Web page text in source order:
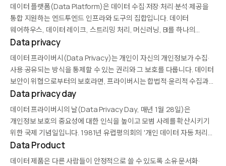
데이터 플랫폼(Data Platform)은 데이터 수집·저장·처리·분석·제공을
통합 지원하는 엔드투엔드 인프라와 도구의 집합입니다. 데이터
웨어하우스, 데이터 레이크, 스트리밍 처리, 머신러닝, BI를 하나의
환경에서 제공해 데이터 파편화를 줄입니다. Snowflake, Databricks,
Google BigQuery, AWS, Microsoft Fabric이 대표적 플랫폼입니다.
Data privacy
데이터 프라이버시(Data Privacy)는 개인이 자신의 개인정보가 수집·
사용·공유되는 방식을 통제할 수 있는 권리와 그 보호를 다룹니다. 데이터
보안이 위협으로부터의 보호라면, 프라이버시는 합법적·윤리적 수집과
사용에 관한 원칙입니다. GDPR, CCPA, PIPL 등 규제가 글로벌 기준을
만들고 있으며, 동의 관리, 목적 제한, 최소화 원칙이…
Data privacy day
데이터 프라이버시의 날(Data Privacy Day, 매년 1월 28일)은
개인정보 보호의 중요성에 대한 인식을 높이고 모범 사례를 확산시키기
위한 국제 기념일입니다. 1981년 유럽평의회의 '개인 데이터 자동 처리에
관한 협약' 서명일을 기념하며, 기업·정부·시민사회가 교육 캠페인,
세미나, 정책 논의를 진행합니다. 북미에서는 'Data Privacy…
Data Product
데이터 제품은 다른 사람들이 안정적으로 쓸 수 있도록 소유·문서화·